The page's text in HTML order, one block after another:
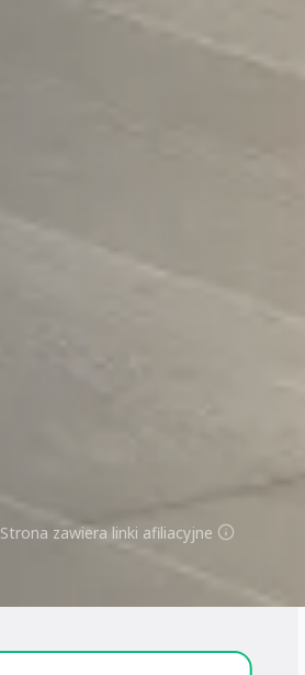
Strona zawiera linki afiliacyjne